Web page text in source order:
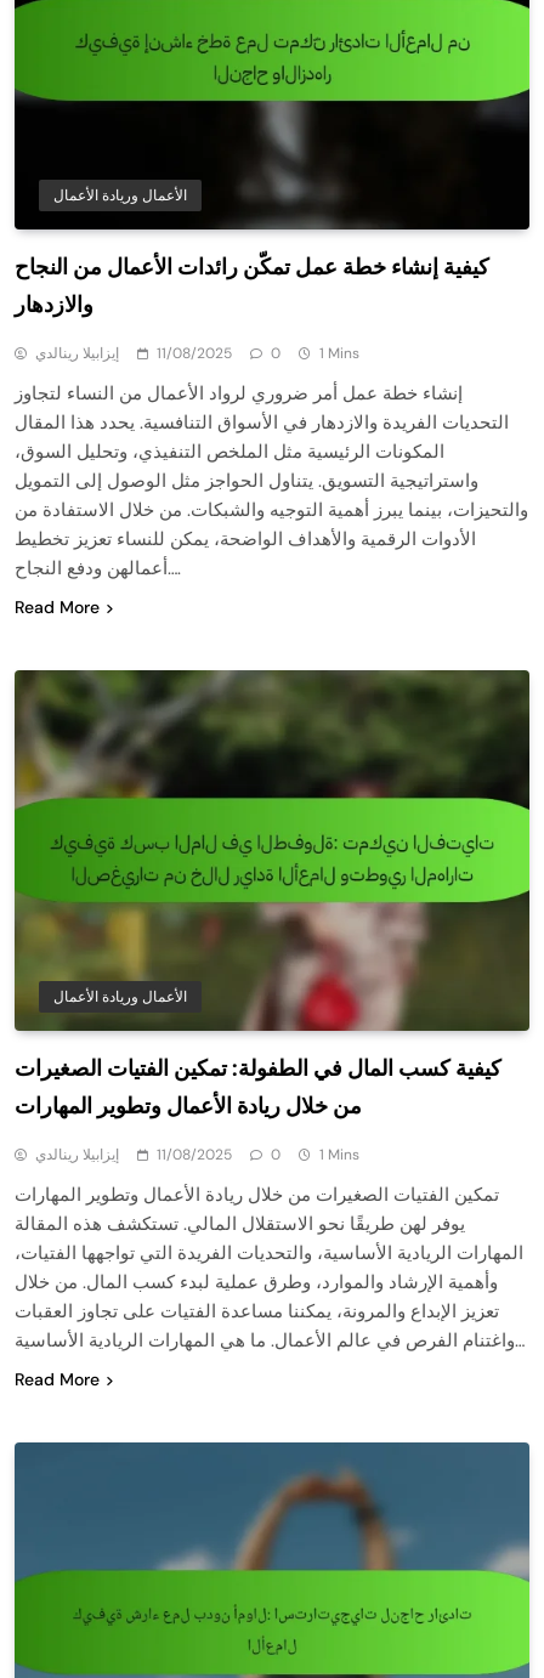
الأعمال وريادة الأعمال
كيفية إنشاء خطة عمل تمكّن رائدات الأعمال من النجاح
والازدهار
إيزابيلا رينالدي 11/08/2025 0 1 Mins
إنشاء خطة عمل أمر ضروري لرواد الأعمال من النساء لتجاوز
التحديات الفريدة والازدهار في الأسواق التنافسية. يحدد هذا المقال
المكونات الرئيسية مثل الملخص التنفيذي، وتحليل السوق،
واستراتيجية التسويق. يتناول الحواجز مثل الوصول إلى التمويل
والتحيزات، بينما يبرز أهمية التوجيه والشبكات. من خلال الاستفادة من
الأدوات الرقمية والأهداف الواضحة، يمكن للنساء تعزيز تخطيط
أعمالهن ودفع النجاح….
Read More
الأعمال وريادة الأعمال
كيفية كسب المال في الطفولة: تمكين الفتيات الصغيرات
من خلال ريادة الأعمال وتطوير المهارات
إيزابيلا رينالدي 11/08/2025 0 1 Mins
تمكين الفتيات الصغيرات من خلال ريادة الأعمال وتطوير المهارات
يوفر لهن طريقًا نحو الاستقلال المالي. تستكشف هذه المقالة
المهارات الريادية الأساسية، والتحديات الفريدة التي تواجهها الفتيات،
وأهمية الإرشاد والموارد، وطرق عملية لبدء كسب المال. من خلال
تعزيز الإبداع والمرونة، يمكننا مساعدة الفتيات على تجاوز العقبات
واغتنام الفرص في عالم الأعمال. ما هي المهارات الريادية الأساسية…
Read More